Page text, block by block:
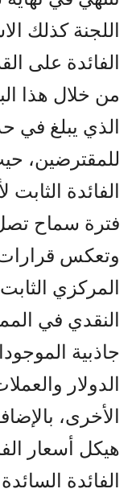
اللجنة كذلك
الفائدة على
من خلال هذا
للمقترضين،
فترة سماح تصل إلى
وتعكس قرارات
المركزي
النقدي في
جاذبية
الدولار
الأخرى،
هيكل أسعار
الفائدة